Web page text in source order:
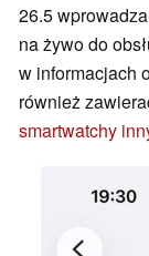
26.5
na żywo do
w informacjach
również
smartwatchy